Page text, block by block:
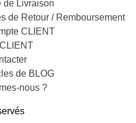
de Livraison
de Retour / Remboursement
CLIENT
de BLOG
nous ?